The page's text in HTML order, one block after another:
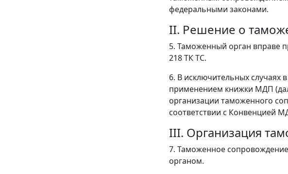
федеральными законами.
II. Решение о
5. Таможенный орган вправе
218 ТК ТС.
6. В исключительных случаях
применением книжки МДП
организации таможенного
соответствии с Конвенцией
III. Организация
7. Таможенное
органом.